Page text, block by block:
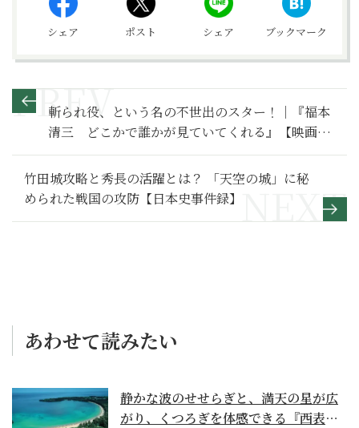
シェア ポスト シェア ブックマーク
斬られ役、という名の不世出のスター！｜『福本
清三 どこかで誰かが見ていてくれる』【映画館
で愉しむ‟ご褒美映画”】
竹田城攻略と秀長の活躍とは？ 「天空の城」に秘
められた戦国の攻防【日本史事件録】
あわせて読みたい
静かな波のせせらぎと、満天の星が広
がり、くつろぎを体感できる『西表島